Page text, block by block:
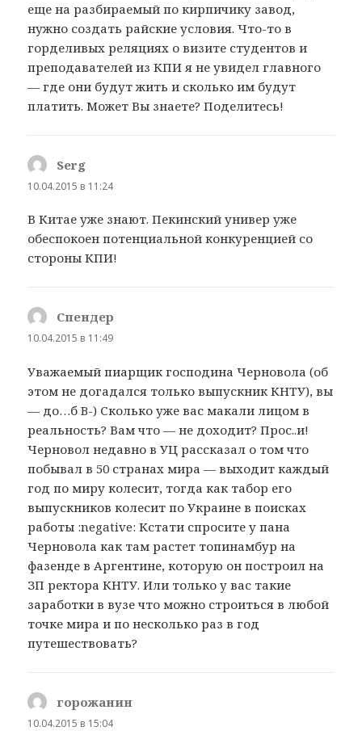
еще на разбираемый по кирпичику завод,
нужно создать райские условия. Что-то в
горделивых реляциях о визите студентов и
преподавателей из КПИ я не увидел главного
— где они будут жить и сколько им будут
платить. Может Вы знаете? Поделитесь!
Serg
10.04.2015 в 11:24
В Китае уже знают. Пекинский универ уже
обеспокоен потенциальной конкуренцией со
стороны КПИ!
Спендер
10.04.2015 в 11:49
Уважаемый пиарщик господина Черновола (об
этом не догадался только выпускник КНТУ), вы
— до…б B-) Сколько уже вас макали лицом в
реальность? Вам что — не доходит? Прос..и!
Черновол недавно в УЦ рассказал о том что
побывал в 50 странах мира — выходит каждый
год по миру колесит, тогда как табор его
выпускников колесит по Украине в поисках
работы :negative: Кстати спросите у пана
Черновола как там растет топинамбур на
фазенде в Аргентине, которую он построил на
ЗП ректора КНТУ. Или только у вас такие
заработки в вузе что можно строиться в любой
точке мира и по несколько раз в год
путешествовать?
горожанин
10.04.2015 в 15:04